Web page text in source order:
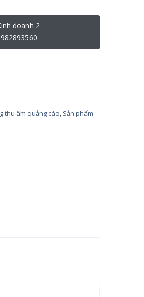
doanh 2
thu âm quảng cáo, Sản phẩm